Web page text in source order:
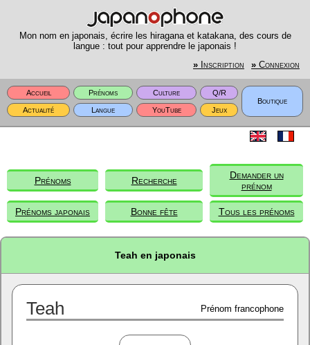
Mon nom en japonais, écrire les hiragana et katakana, des cours de
langue : tout pour apprendre le japonais !
» Inscription » Connexion
Accueil Prénoms Culture
Q/R
Boutique
Actualité
Langue YouTube Jeux
Prénoms Recherche
Demander un
prénom
Prénoms japonais Bonne fête Tous les prénoms
Teah en japonais
Teah Prénom francophone